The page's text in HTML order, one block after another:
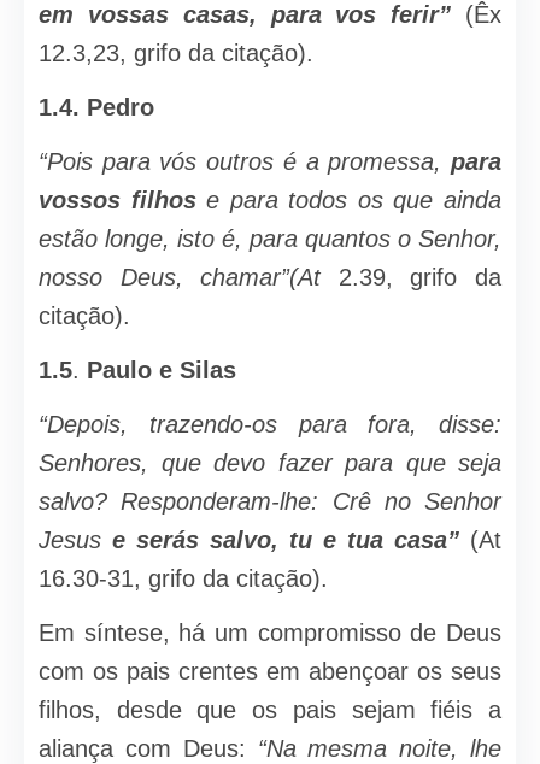
em vossas casas, para vos ferir” (Êx
12.3,23, grifo da cita­ção).
1.4. Pedro
“Pois para vós outros é a promessa, para
vossos filhose para todos os que ainda
estão longe, isto é, para quantos o Senhor,
nosso Deus, chamar”(At 2.39, grifo da
citação).
1.5. Paulo e Silas
“Depois, trazendo-os para fora, dis­se:
Senhores, que devo fazer para que seja
salvo? Responderam-lhe: Crê no Senhor
Jesus e serás salvo, tu e tua casa” (At
16.30-31, grifo da citação).
Em síntese, há um compromisso de Deus
com os pais crentes em abençoar os seus
filhos, desde que os pais sejam fiéis a
aliança com Deus: “Na mesma noite, lhe